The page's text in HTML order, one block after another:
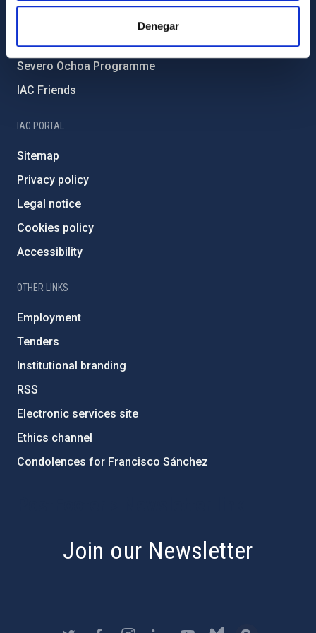
Denegar
External funding
Severo Ochoa Programme
IAC Friends
IAC PORTAL
Sitemap
Privacy policy
Legal notice
Cookies policy
Accessibility
OTHER LINKS
Employment
Tenders
Institutional branding
RSS
Electronic services site
Ethics channel
Condolences for Francisco Sánchez
Join our Newsletter